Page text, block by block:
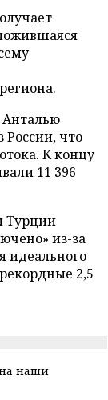
Анталью
России, что
К концу
11 396
Турции
из-за
идеального
2,5
наши